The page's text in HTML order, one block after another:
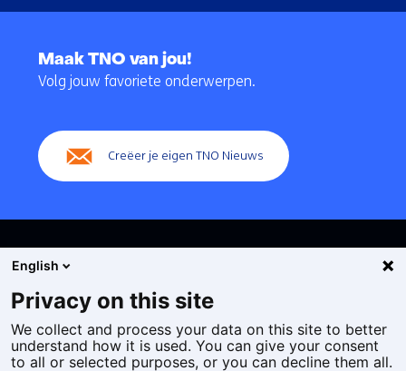
navigatie
Maak TNO van jou!
Volg jouw favoriete onderwerpen.
Creëer je eigen TNO Nieuws
Cookies
Privacy statement
English
Privacy on this site
We collect and process your data on this site to better
understand how it is used. You can give your consent
to all or selected purposes, or you can decline them all.